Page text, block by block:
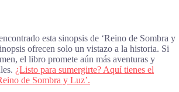
esta sinopsis de ‘Reino de Sombra y
ofrecen solo un vistazo a la historia. Si
el libro promete aún más aventuras y
¿Listo para sumergirte? Aquí tienes el
de Sombra y Luz’.